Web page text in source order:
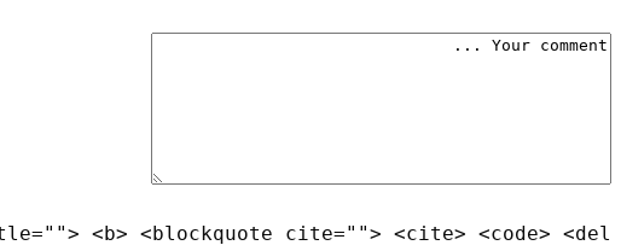
<b> <blockquote cite=""> <cite> <code> <del